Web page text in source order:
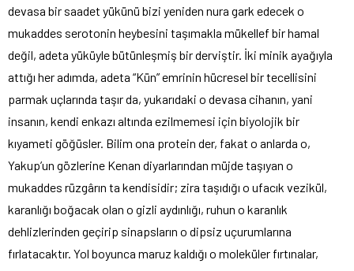
devasa bir saadet yükünü bizi yeniden nura gark edecek o
mukaddes serotonin heybesini taşımakla mükellef bir hamal
değil, adeta yüküyle bütünleşmiş bir derviştir. İki minik ayağıyla
attığı her adımda, adeta “Kün” emrinin hücresel bir tecellisini
parmak uçlarında taşır da, yukarıdaki o devasa cihanın, yani
insanın, kendi enkazı altında ezilmemesi için biyolojik bir
kıyameti göğüsler. Bilim ona protein der, fakat o anlarda o,
Yakup’un gözlerine Kenan diyarlarından müjde taşıyan o
mukaddes rüzgârın ta kendisidir; zira taşıdığı o ufacık vezikül,
karanlığı boğacak olan o gizli aydınlığı, ruhun o karanlık
dehlizlerinden geçirip sinapsların o dipsiz uçurumlarına
fırlatacaktır. Yol boyunca maruz kaldığı o moleküler fırtınalar,